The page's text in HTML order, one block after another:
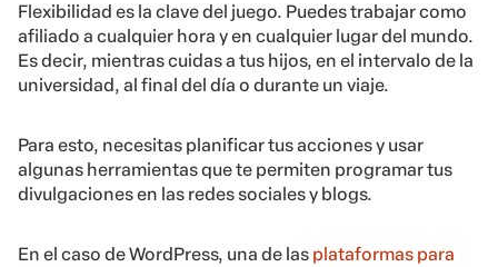
Flexibilidad es la clave del juego. Puedes trabajar como
afiliado a cualquier hora y en cualquier lugar del mundo.
Es decir, mientras cuidas a tus hijos, en el intervalo de la
universidad, al final del día o durante un viaje.
Para esto, necesitas planificar tus acciones y usar
algunas herramientas que te permiten programar tus
divulgaciones en las redes sociales y blogs.
En el caso de WordPress, una de las plataformas para